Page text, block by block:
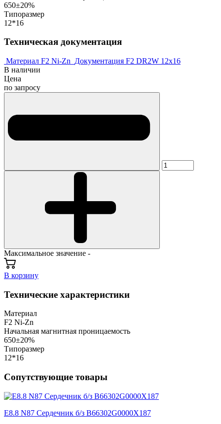
650±20%
Типоразмер
12*16
Техническая документация
Материал F2 Ni-Zn Документация F2 DR2W 12x16
В наличии
Цена
по запросу
Максимальное значение -
В корзину
Технические характеристики
Материал
F2 Ni-Zn
Начальная магнитная проницаемость
650±20%
Типоразмер
12*16
Сопутствующие товары
E8.8 N87 Сердечник б/з B66302G0000X187